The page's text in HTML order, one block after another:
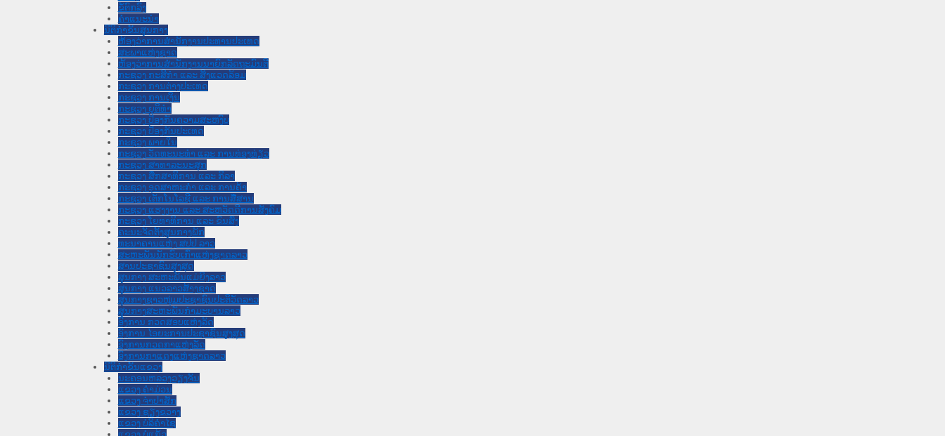
ຂໍ້ຕົກລົງ
ຄໍາແນະນໍາ
ນິຕິກຳຂັ້ນສູນກາງ
ຫ້ອງວ່າການສໍານັກງານປະທານປະເທດ
ສະພາແຫ່ງຊາດ
ຫ້ອງວ່າການສຳນັກງານນາຍົກລັດຖະມົນຕີ
ກະຊວງ ກະສິກຳ ແລະ ສິ່ງແວດລ້ອມ
ກະຊວງ ການຕ່າງປະເທດ
ກະຊວງ ການເງິນ
ກະຊວງ ຍຸຕິທໍາ
ກະຊວງ ປ້ອງກັນຄວາມສະຫງົບ
ກະຊວງ ປ້ອງກັນປະເທດ
ກະຊວງ ພາຍໃນ
ກະຊວງ ວັດທະນະທຳ ແລະ ການທ່ອງທ່ຽວ
ກະຊວງ ສາທາລະນະສຸກ
ກະຊວງ ສຶກສາທິການ ແລະ ກິລາ
ກະຊວງ ອຸດສາຫະກຳ ແລະ ການຄ້າ
ກະຊວງ ເຕັກໂນໂລຊີ ແລະ ການສື່ສານ
ກະຊວງ ແຮງງານ ແລະ ສະຫວັດດີການສັງຄົມ
ກະຊວງ ໂຍທາທິການ ແລະ ຂົນສົ່ງ
ຄະນະຈັດຕັ້ງສູນກາງພັກ
ທະນາຄານແຫ່ງ ສປປ ລາວ
ສະຫະພັນນັກຮົບເກົ່າແຫ່ງຊາດລາວ
ສານປະຊາຊົນສູງສຸດ
ສູນກາງ ສະຫະພັນແມ່ຍິງລາວ
ສູນກາງ ແນວລາວສ້າງຊາດ
ສູນກາງຊາວໜຸ່ມປະຊາຊົນປະຕິວັດລາວ
ສູນກາງສະຫະພັນກຳມະບານລາວ
ອົງການ ກວດສອບແຫ່ງລັດ
ອົງການ ໄອຍະການປະຊາຊົນສູງສຸດ
ອົງການກວດກາແຫ່ງລັດ
ອົງການກາແດງແຫ່ງຊາດລາວ
ນິຕິກໍາຂັ້ນແຂວງ
ນະ​ຄອນ​ຫລວງວຽງຈັນ
ແຂວງ ຄໍາມ່ວນ
ແຂວງ ຈໍາປາສັກ
ແຂວງ ຊຽງຂວາງ
ແຂວງ ບໍລິຄໍາໄຊ